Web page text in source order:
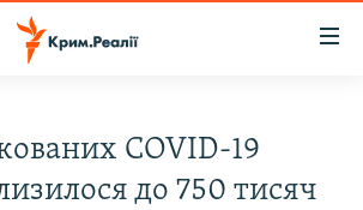
COVID-19
до 750 тисяч